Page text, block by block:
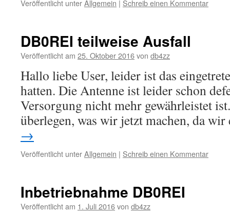
Veröffentlicht unterAllgemein | Schreib einen Kommentar
DB0REI teilweise Ausfall
Veröffentlicht am 25. Oktober 2016von db4zz
Hallo liebe User, leider ist das
hatten. Die Antenne ist leider schon
Versorgung nicht mehr gewährleistet
überlegen, was wir jetzt machen, da
→
Veröffentlicht unterAllgemein | Schreib einen Kommentar
Inbetriebnahme DB0REI
Veröffentlicht am 1. Juli 2016von db4zz